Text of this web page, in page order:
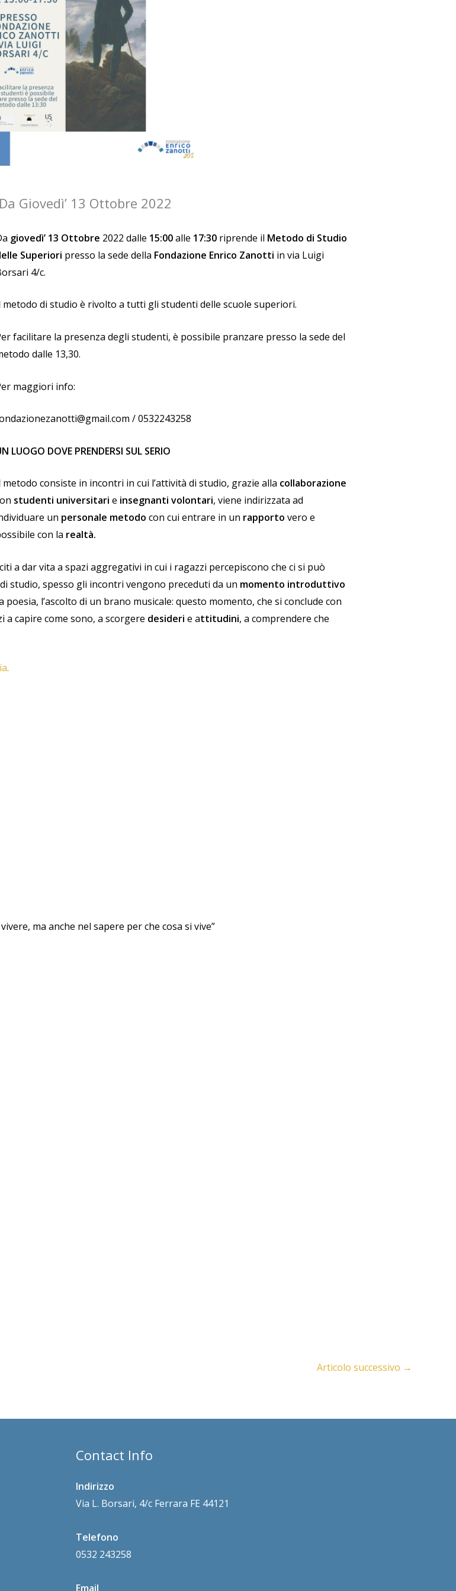
Giovedì’ 13 Ottobre 2022
giovedì’ 13 Ottobre 2022 dalle 15:00alle 17:30riprende il Metodo di Studio
Superiori presso la sede della Fondazione Enrico Zanotti in via Luigi
4/c.
metodo di studio è rivolto a tutti gli studenti delle scuole superiori.
facilitare la presenza degli studenti, è possibile pranzare presso la sede del
dalle 13,30.
maggiori info:
/ 0532243258
LUOGO DOVE PRENDERSI SUL SERIO
metodo consiste in incontri in cui l’attività di studio, grazie alla collaborazione
studenti universitari e insegnanti volontari, viene indirizzata ad
un personale metodo con cui entrare in un rapporto vero e
con la realtà.
a dar vita a spazi aggregativi in cui i ragazzi percepiscono che ci si può
studio, spesso gli incontri vengono preceduti da un momento introduttivo
l’ascolto di un brano musicale: questo momento, che si conclude con
a capire come sono, a scorgere desideri e attitudini, a comprendere che
.
ma anche nel sapere per che cosa si vive”
Articolo successivo →
Contact Info
Indirizzo
Via L. Borsari, 4/c Ferrara FE 44121
Telefono
0532 243258
Email